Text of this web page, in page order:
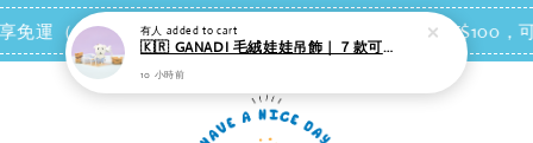
運（台灣離島地區除外） 會員每消費NT$100，可